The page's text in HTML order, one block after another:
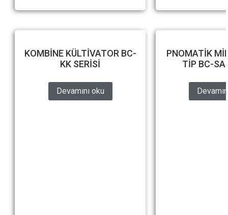
KOMBİNE KÜLTİVATOR BC-
KK SERİSİ
Devamını oku
PNOMATİK
TİP BC-